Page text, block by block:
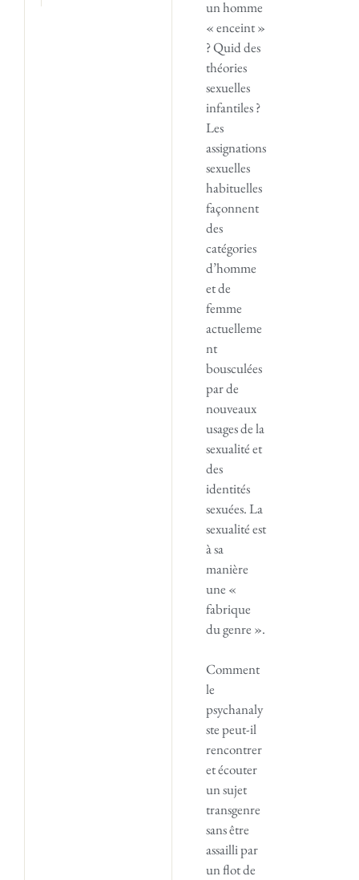
un homme
« enceint »
? Quid des
théories
sexuelles
infantiles ?
Les
assignations
sexuelles
habituelles
façonnent
des
catégories
d’homme
et de
femme
actuelleme
nt
bousculées
par de
nouveaux
usages de la
sexualité et
des
identités
sexuées. La
sexualité est
à sa
manière
une «
fabrique
du genre ».
Comment
le
psychanaly
ste peut-il
rencontrer
et écouter
un sujet
transgenre
sans être
assailli par
un flot de